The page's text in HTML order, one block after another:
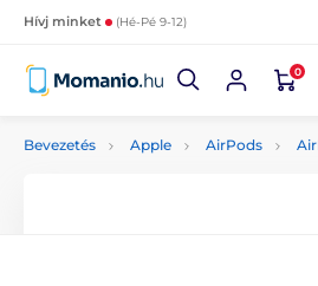
Hívj minket (Hé-Pé 9-12)
0
Bevezetés Apple AirPods